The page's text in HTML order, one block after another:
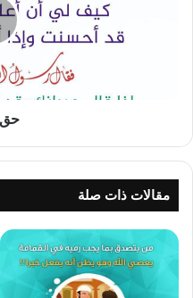
حق
مقالات ذات صلة